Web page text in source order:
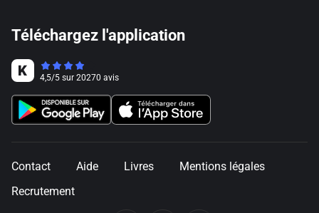
Téléchargez l'application
4,5/5 sur 20270 avis
Contact Aide Livres
Mentions légales
Recrutement